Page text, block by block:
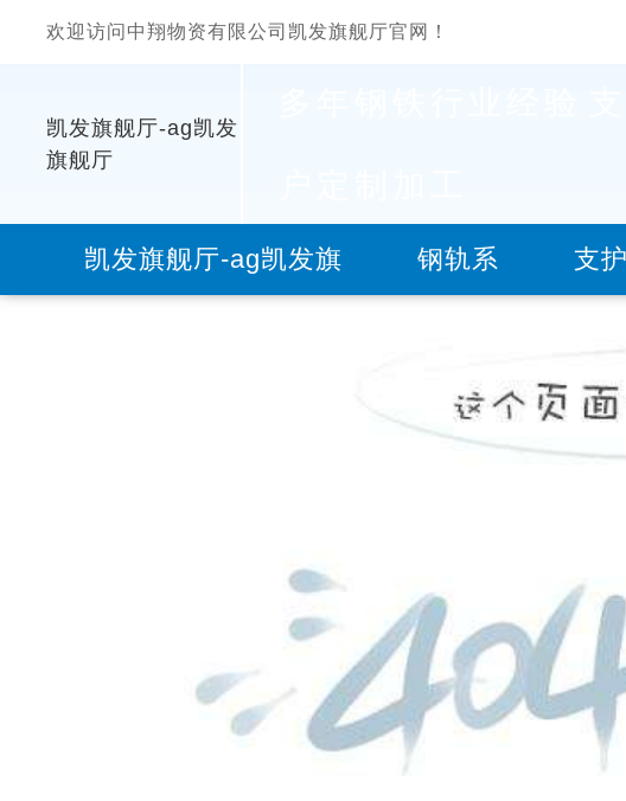
欢迎访问中翔物资有限公司凯发旗舰厅官网！
凯发旗舰厅-ag凯发
旗舰厅
凯发旗舰厅-ag凯发旗 钢轨系 支